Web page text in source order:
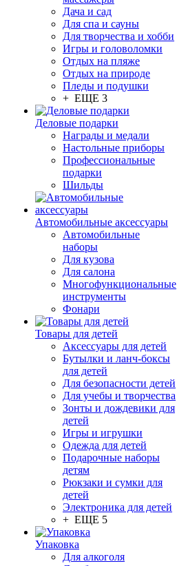
Дача и сад
Для спа и сауны
Для творчества и хобби
Игры и головоломки
Отдых на пляже
Отдых на природе
Пледы и подушки
+ ЕЩЕ 3
Деловые подарки
Награды и медали
Настольные приборы
Профессиональные
подарки
Шильды
Автомобильные аксессуары
Автомобильные
наборы
Для кузова
Для салона
Многофункциональные
инструменты
Фонари
Товары для детей
Аксессуары для детей
Бутылки и ланч-боксы
для детей
Для безопасности детей
Для учебы и творчества
Зонты и дождевики для
детей
Игры и игрушки
Одежда для детей
Подарочные наборы
детям
Рюкзаки и сумки для
детей
Электроника для детей
+ ЕЩЕ 5
Упаковка
Для алкоголя